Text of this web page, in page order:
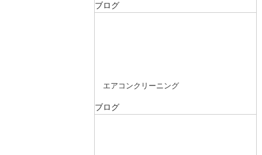
ブログ
エアコンクリーニング
ブログ